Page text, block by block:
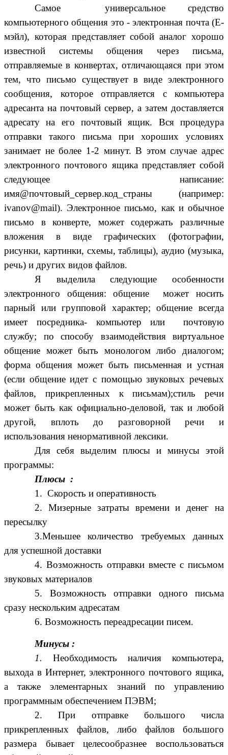
Самое универсальное средство
компьютерного общения это - электронная почта (Е-
мэйл), которая представляет собой аналог хорошо
известной системы общения через письма,
отправляемые в конвертах, отличающаяся при этом
тем, что письмо существует в виде электронного
сообщения, которое отправляется с компьютера
адресанта на почтовый сервер, а затем доставляется
адресату на его почтовый ящик. Вся процедура
отправки такого письма при хороших условиях
занимает не более 1-2 минут. В этом случае адрес
электронного почтового ящика представляет собой
следующее написание:
имя@почтовый_сервер.код_страны (например:
ivanov@mail). Электронное письмо, как и обычное
письмо в конверте, может содержать различные
вложения в виде графических (фотографии,
рисунки, картинки, схемы, таблицы), аудио (музыка,
речь) и других видов файлов.
Я выделила следующие особенности
электронного общения: общение может носить
парный или групповой характер; общение всегда
имеет посредника- компьютер или почтовую
службу; по способу взаимодействия виртуальное
общение может быть монологом либо диалогом;
форма общения может быть письменная и устная
(если общение идет с помощью звуковых речевых
файлов, прикрепленных к письмам);стиль речи
может быть как официально-деловой, так и любой
другой, вплоть до разговорной речи и
использования ненормативной лексики.
Для себя выделим плюсы и минусы этой
программы:
Плюсы :
1. Скорость и оперативность
2. Мизерные затраты времени и денег на
пересылку
3.Меньшее количество требуемых данных
для успешной доставки
4. Возможность отправки вместе с письмом
звуковых материалов
5. Возможность отправки одного письма
сразу нескольким адресатам
6. Возможность переадресации писем.
Минусы :
1. Необходимость наличия компьютера,
выхода в Интернет, электронного почтового ящика,
а также элементарных знаний по управлению
программным обеспечением ПЭВМ;
2. При отправке большого числа
прикрепленных файлов, либо файлов большого
размера бывает целесообразнее воспользоваться